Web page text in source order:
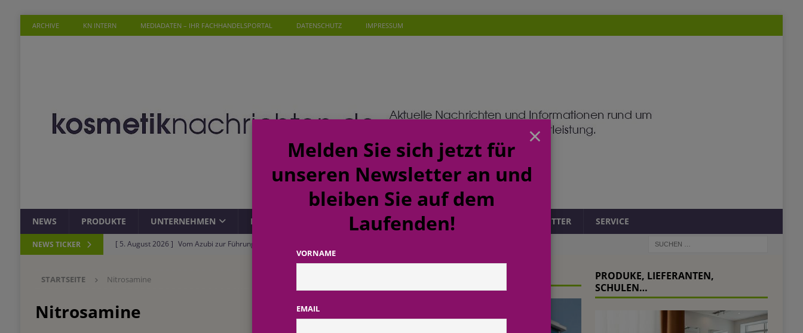
ARCHIVE KN INTERN MEDIADATEN – IHR FACHHANDELSPORTAL DATENSCHUTZ IMPRESSUM
NEWS PRODUKTE UNTERNEHMEN PERSONEN TERMINE KOMMENTAR NEWSLETTER SERVICE
NEWS TICKER [ 5. August 2026 ] Vom Azubi zur Führungskraft: budni baut Karrierewege im Handel weiter aus
ROSSMANN und Viva con Agua: Soziales Mineralwasser unterstützt Gutes zu tun beim täglichen
Einkauf
[ 3. August 2026 ]
mehr vom leben tag: dm Österreich fördert ehrenamtliches Engagement der Mitarbeitenden in
STARTSEITE Nitrosamine
Nitrosamine
PRODUKE, LIEFERANTEN,
SCHULEN…
×
Melden Sie sich jetzt für
unseren Newsletter an und
bleiben Sie auf dem
Laufenden!
VORNAME
EMAIL